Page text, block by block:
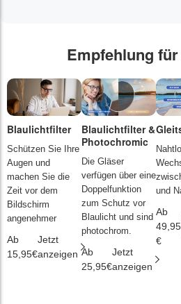
Empfehlung
Blaulichtfilter
Schützen Sie Ihre
Augen und
machen Sie die
Zeit vor dem
Bildschirm
angenehmer
Ab
15,95€
Jetzt
anzeigen
Blaulichtfilter &
Photochromic
Die Gläser
verfügen über eine
Doppelfunktion
zum Schutz vor
Blaulicht und sind
photochrom.
Ab
25,95€
Jetzt
anzeigen
und
Ab
49,95
€